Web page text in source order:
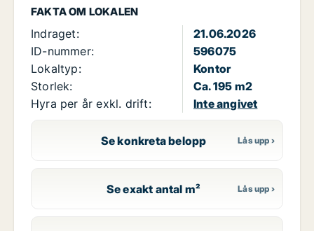
FAKTA OM LOKALEN
Indraget:
21.06.2026
ID-nummer:
596075
Lokaltyp:
Kontor
Storlek:
Ca. 195 m2
Hyra per år exkl. drift:
Inte angivet
Se konkreta belopp
Se exakt antal m²